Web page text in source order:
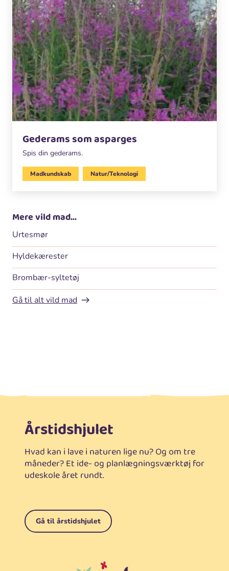
Gederams som asparges
Spis din gederams.
Madkundskab Natur/Teknologi
Mere vild mad...
Urtesmør
Hyldekærester
Brombær-syltetøj
Gå til alt vild mad
Årstidshjulet
Hvad kan i lave i naturen lige nu? Og om tre
måneder? Et ide- og planlægningsværktøj for
udeskole året rundt.
Gå til årstidshjulet